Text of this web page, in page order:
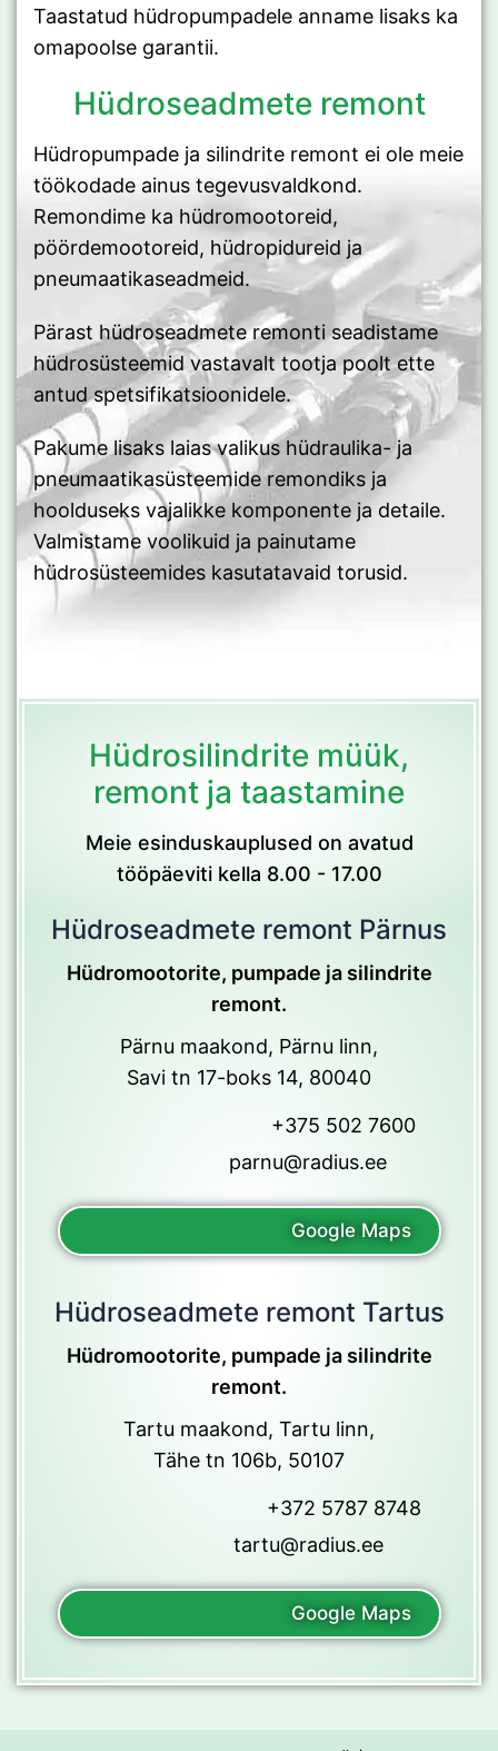
Taastatud hüdropumpadele anname lisaks ka
omapoolse garantii.
Hüdroseadmete remont
Hüdropumpade ja silindrite remont ei ole meie
töökodade ainus tegevusvaldkond.
Remondime ka hüdromootoreid,
pöördemootoreid, hüdropidureid ja
pneumaatikaseadmeid.
Pärast hüdroseadmete remonti seadistame
hüdrosüsteemid vastavalt tootja poolt ette
antud spetsifikatsioonidele.
Pakume lisaks laias valikus hüdraulika- ja
pneumaatikasüsteemide remondiks ja
hoolduseks vajalikke komponente ja detaile.
Valmistame voolikuid ja painutame
hüdrosüsteemides kasutatavaid torusid.
Hüdrosilindrite müük,
remont ja taastamine
Meie esinduskauplused on avatud
tööpäeviti kella 8.00 - 17.00
Hüdroseadmete remont Pärnus
Hüdromootorite, pumpade ja silindrite
remont.
Pärnu maakond, Pärnu linn,
Savi tn 17-boks 14, 80040
+375 502 7600
parnu@radius.ee
Google Maps
Hüdroseadmete remont Tartus
Hüdromootorite, pumpade ja silindrite
remont.
Tartu maakond, Tartu linn,
Tähe tn 106b, 50107
+372 5787 8748
tartu@radius.ee
Google Maps